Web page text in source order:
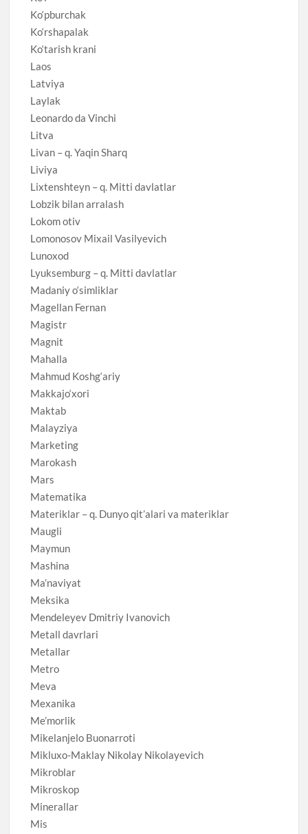
Ko‘pburchak
Ko‘rshapalak
Ko‘tarish krani
Laos
Latviya
Laylak
Leonardo da Vinchi
Litva
Livan – q. Yaqin Sharq
Liviya
Lixtenshteyn – q. Mitti davlatlar
Lobzik bilan arralash
Lokom otiv
Lomonosov Mixail Vasilyevich
Lunoxod
Lyuksemburg – q. Mitti davlatlar
Madaniy o‘simliklar
Magellan Fernan
Magistr
Magnit
Mahalla
Mahmud Koshg‘ariy
Makkajo‘xori
Maktab
Malayziya
Marketing
Marokash
Mars
Matematika
Materiklar – q. Dunyo qit’alari va materiklar
Maugli
Maymun
Mashina
Ma’naviyat
Meksika
Mendeleyev Dmitriy Ivanovich
Metall davrlari
Metallar
Metro
Meva
Mexanika
Me’morlik
Mikelanjelo Buonarroti
Mikluxo-Maklay Nikolay Nikolayevich
Mikroblar
Mikroskop
Minerallar
Mis